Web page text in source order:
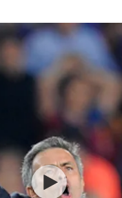
הפועל תל אביב
הפועל חיפה
הפועל באר שבע
מכבי נתניה
בני יהודה